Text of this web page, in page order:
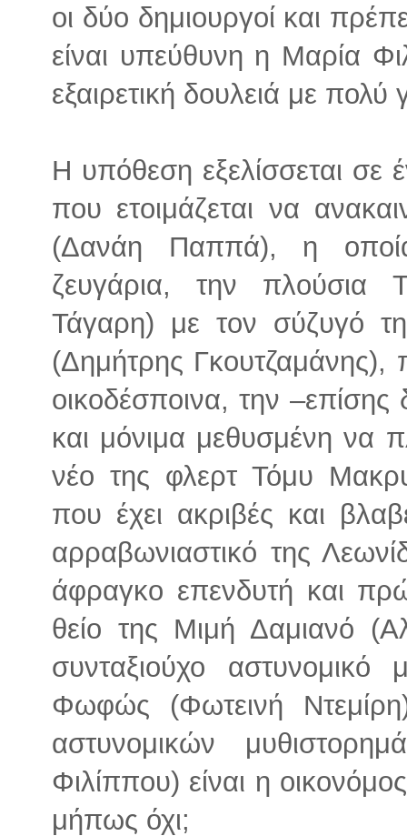
οι δύο δημιουργοί και
είναι υπεύθυνη η Μαρία
εξαιρετική δουλειά με πολύ
Η υπόθεση εξελίσσεται σε
που ετοιμάζεται να
(Δανάη Παππά), η οποία
ζευγάρια, την πλούσια
Τάγαρη) με τον σύζυγό
(Δημήτρης Γκουτζαμάνης),
οικοδέσποινα, την –επίσης
και μόνιμα μεθυσμένη να
νέο της φλερτ Τόμυ
που έχει ακριβές και
αρραβωνιαστικό της
άφραγκο επενδυτή και
θείο της Μιμή Δαμιανό
συνταξιούχο
Φωφώς (Φωτεινή
αστυνομικών
Φιλίππου) είναι η
μήπως όχι;